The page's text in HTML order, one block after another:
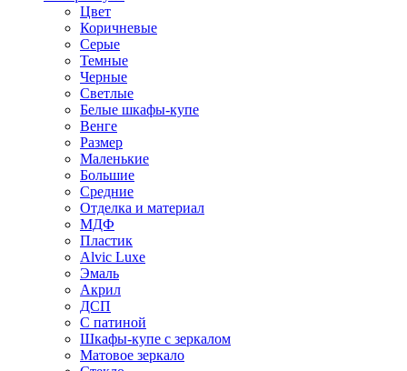
Цвет
Коричневые
Серые
Темные
Черные
Светлые
Белые шкафы-купе
Венге
Размер
Маленькие
Большие
Средние
Отделка и материал
МДФ
Пластик
Alvic Luxe
Эмаль
Акрил
ДСП
С патиной
Шкафы-купе с зеркалом
Матовое зеркало